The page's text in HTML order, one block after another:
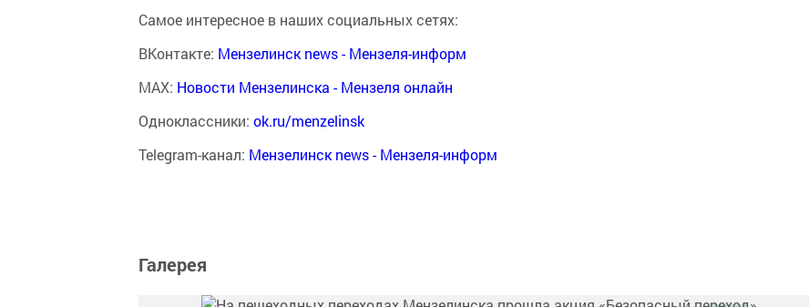
Самое интересное в наших социальных сетях:
ВКонтакте: Мензелинск news - Мензеля-информ
MAX: Новости Мензелинска - Мензеля онлайн
Одноклассники: ok.ru/menzelinsk
Telegram-канал: Мензелинск news - Мензеля-информ
Галерея